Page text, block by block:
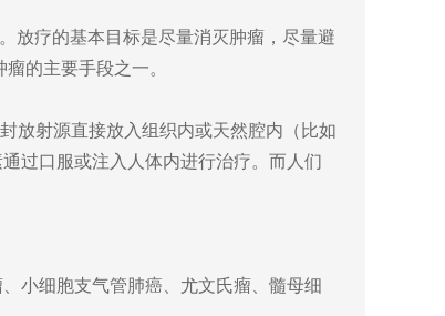
疗的基本目标是尽量消灭肿瘤，尽量避
的主要手段之一。
射源直接放入组织内或天然腔内（比如
过口服或注入人体内进行治疗。而人们
小细胞支气管肺癌、尤文氏瘤、髓母细